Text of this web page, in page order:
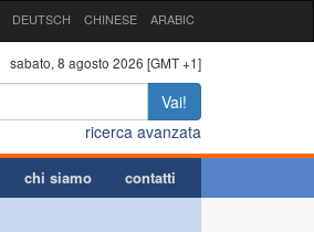
DEUTSCH CHINESE ARABIC
sabato, 8 agosto 2026 [GMT +1]
Vai!
ricerca avanzata
chi siamo contatti